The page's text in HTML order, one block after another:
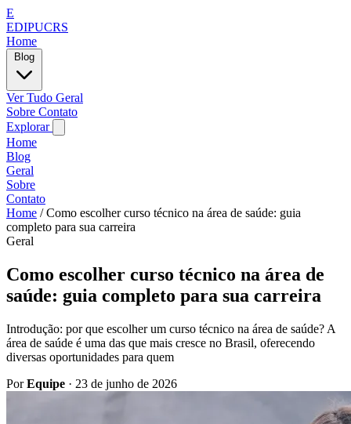
E
EDIPUCRS
Home
Ver Tudo Geral
Sobre Contato
Explorar
Home
Blog
Geral
Sobre
Contato
Home / Como escolher curso técnico na área de saúde: guia
completo para sua carreira
Geral
Como escolher curso técnico na área de
saúde: guia completo para sua carreira
Introdução: por que escolher um curso técnico na área de saúde? A
área de saúde é uma das que mais cresce no Brasil, oferecendo
diversas oportunidades para quem
PorEquipe · 23 de junho de 2026